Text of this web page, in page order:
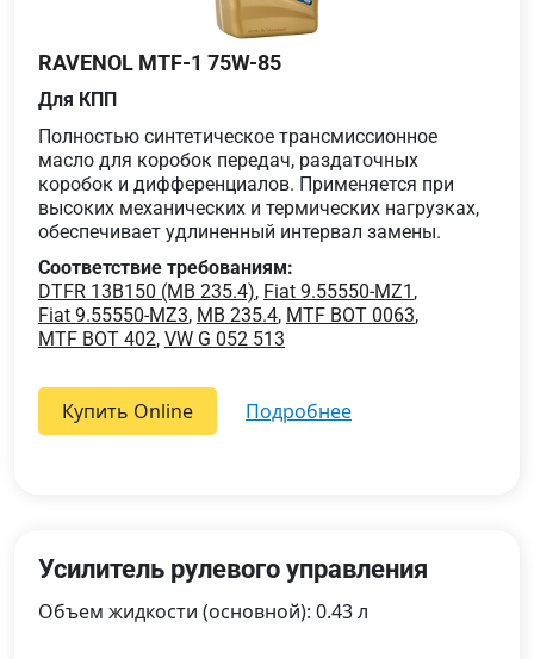
RAVENOL MTF-1 75W-85
Для КПП
Полностью синтетическое трансмиссионное
масло для коробок передач, раздаточных
коробок и дифференциалов. Применяется при
высоких механических и термических нагрузках,
обеспечивает удлиненный интервал замены.
Соответствие требованиям:
DTFR 13B150 (MB 235.4), Fiat 9.55550-MZ1 ,
Fiat 9.55550-MZ3, MB 235.4, MTF BOT 0063,
MTF BOT 402, VW G 052 513
Купить Online подробнее
Усилитель рулевого управления
Объем жидкости (основной): 0.43 л